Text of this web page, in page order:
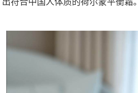
出符合中国人体质的荷尔蒙平衡霜。